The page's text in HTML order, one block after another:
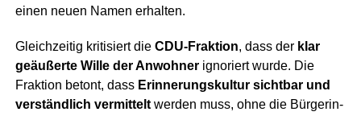
einen neu­en Namen erhalten.
Gleich­zei­tig kri­ti­siert die CDU-Frak­ti­on, dass der klar
geäu­ßer­te Wil­le der Anwoh­nerigno­riert wur­de. Die
Frak­ti­on betont, dass Erin­ne­rungs­kul­tur sicht­bar und
ver­ständ­lich ver­mit­teltwer­den muss, ohne die Bür­ge­rin­